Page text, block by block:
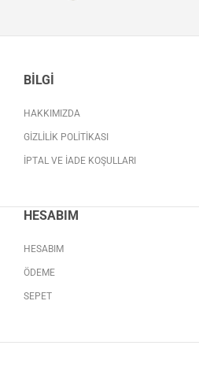
BILGI
HAKKIMIZDA
GIZLILIK POLITIKASI
İPTAL VE İADE KOŞULLARI
HESABIM
HESABIM
ÖDEME
SEPET